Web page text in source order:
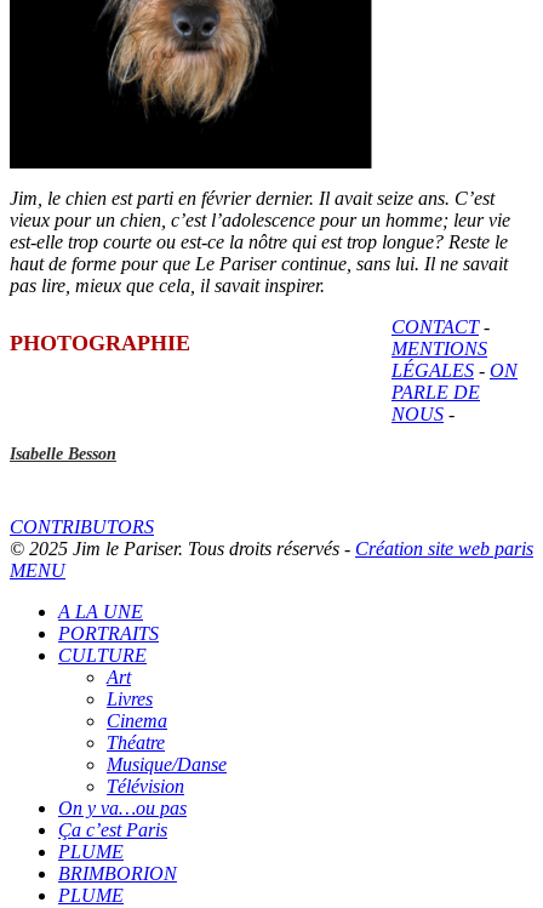
Jim, le chien est parti en février dernier. Il avait seize ans. C’est
vieux pour un chien, c’est l’adolescence pour un homme; leur vie
est-elle trop courte ou est-ce la nôtre qui est trop longue? Reste le
haut de forme pour que Le Pariser continue, sans lui. Il ne savait
pas lire, mieux que cela, il savait inspirer.
PHOTOGRAPHIE
Isabelle Besson
CONTACT-
MENTIONS
LÉGALES - ON
PARLE DE
NOUS -
CONTRIBUTORS
© 2025 Jim le Pariser. Tous droits réservés - Création site web paris
MENU
A LA UNE
PORTRAITS
CULTURE
Art
Livres
Cinema
Théatre
Musique/Danse
Télévision
On y va…ou pas
Ça c’est Paris
PLUME
BRIMBORION
PLUME